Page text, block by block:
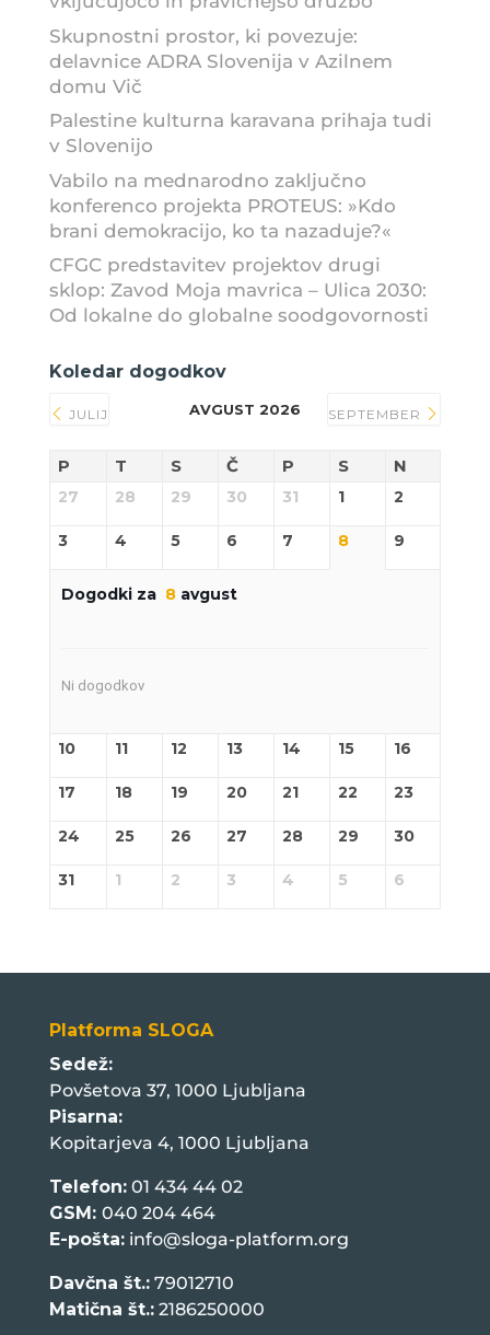
Skupnostni prostor, ki povezuje:
delavnice ADRA Slovenija v Azilnem
domu Vič
Palestine kulturna karavana prihaja tudi
v Slovenijo
Vabilo na mednarodno zaključno
konferenco projekta PROTEUS: »Kdo
brani demokracijo, ko ta nazaduje?«
CFGC predstavitev projektov drugi
sklop: Zavod Moja mavrica – Ulica 2030:
Od lokalne do globalne soodgovornosti
Koledar dogodkov
JULIJ AVGUST 2026 SEPTEMBER
P T S Č P S N
27 28 29 30 31 1 2
3 4 5 6 7 8 9
Dogodki za 8avgust
Ni dogodkov
10 11 12 13 14 15 16
17 18 19 20 21 22 23
24 25 26 27 28 29 30
31 1 2 3 4 5 6
Platforma SLOGA
Sedež:
Povšetova 37, 1000 Ljubljana
Pisarna:
Kopitarjeva 4, 1000 Ljubljana
Telefon:01 434 44 02
GSM: 040 204 464
E-pošta: info@sloga-platform.org
Davčna št.:79012710
Matična št.:2186250000